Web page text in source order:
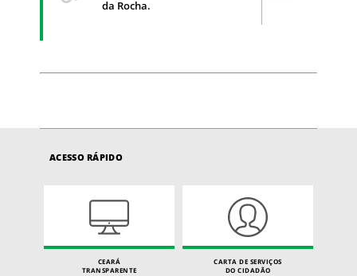
da Rocha.
ACESSO RÁPIDO
CEARÁ
TRANSPARENTE
CARTA DE SERVIÇOS
DO CIDADÃO